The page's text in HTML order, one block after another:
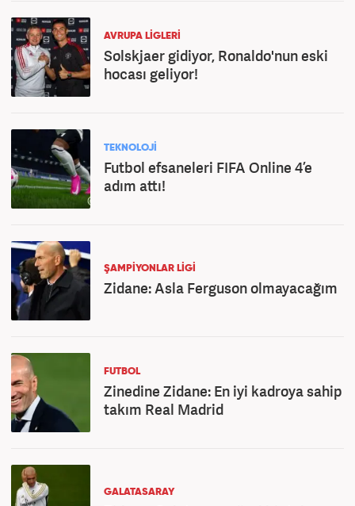
AVRUPA LİGLERİ
Solskjaer gidiyor, Ronaldo'nun eski
hocası geliyor!
TEKNOLOJİ
Futbol efsaneleri FIFA Online 4’e
adım attı!
ŞAMPİYONLAR LİGİ
Zidane: Asla Ferguson olmayacağım
FUTBOL
Zinedine Zidane: En iyi kadroya sahip
takım Real Madrid
GALATASARAY